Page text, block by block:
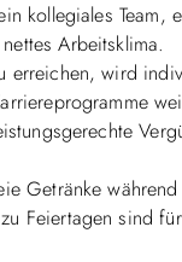
kollegiales Team,
Arbeitsklima.
erreichen, wird
Getränke
Feiertagen sind